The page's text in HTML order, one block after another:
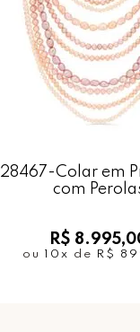
128467-Colar em
com
R$
ou 10x de R$